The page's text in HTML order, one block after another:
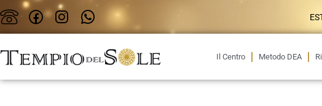
Il Centro Metodo DEA